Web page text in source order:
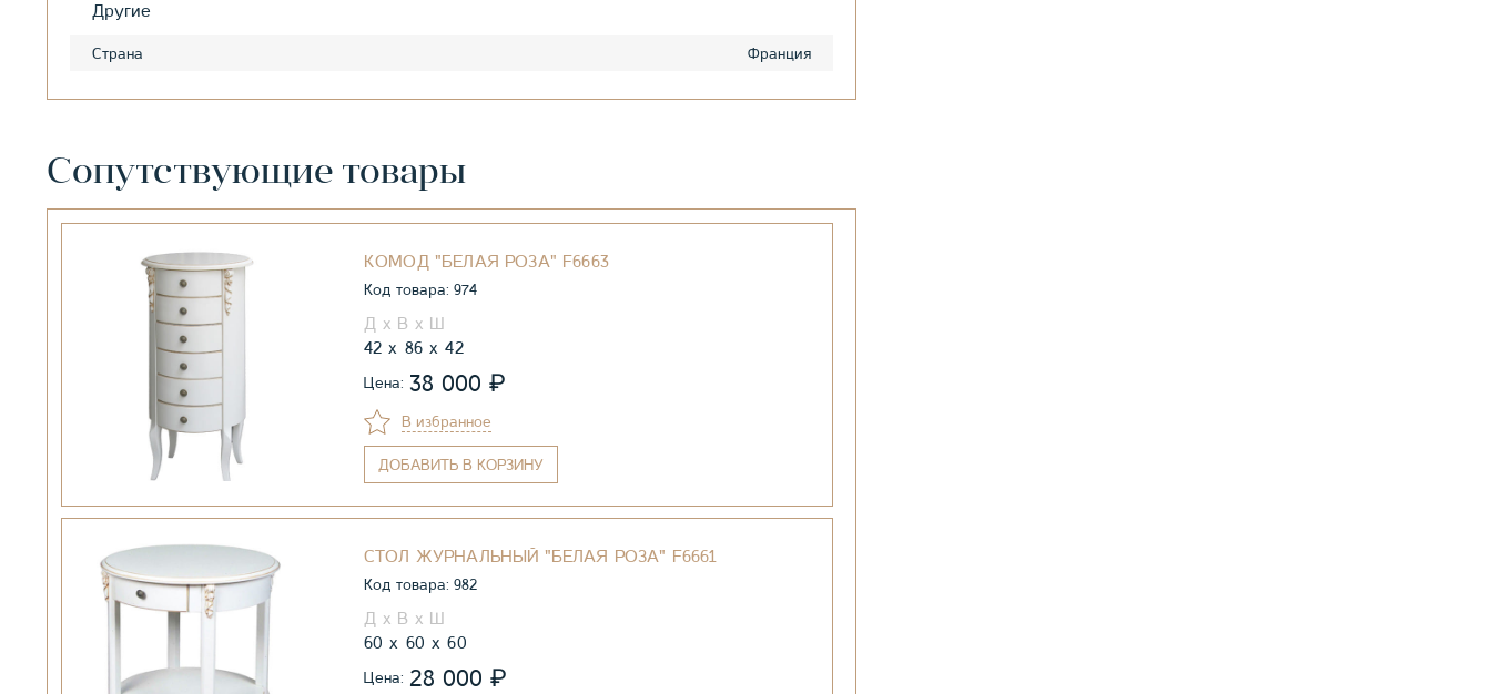
Другие
Страна Франция
Сопутствующие товары
КОМОД "БЕЛАЯ РОЗА" F6663
Код товара: 974
42 86 42
Цена: 38 000 ₽
В избранное
ДОБАВИТЬ В КОРЗИНУ
СТОЛ ЖУРНАЛЬНЫЙ "БЕЛАЯ РОЗА" F6661
Код товара: 982
60 60 60
Цена: 28 000 ₽